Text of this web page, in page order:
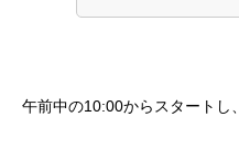
午前中の10:00からスタートし、